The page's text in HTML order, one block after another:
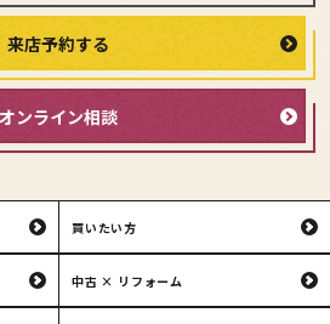
来店予約する
オンライン相談
買いたい方
中古 × リフォーム